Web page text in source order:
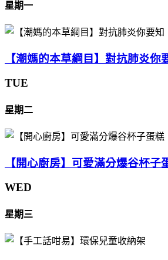
星期一
【潮媽的本草綱目】對抗肺炎你
TUE
星期二
【開心廚房】可愛滿分爆谷杯子
WED
星期三